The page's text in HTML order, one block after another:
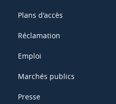
Plans d'accès
Réclamation
Emploi
Marchés publics
Presse